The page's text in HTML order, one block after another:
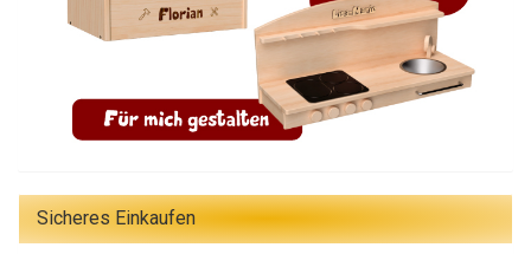
Sicheres Einkaufen